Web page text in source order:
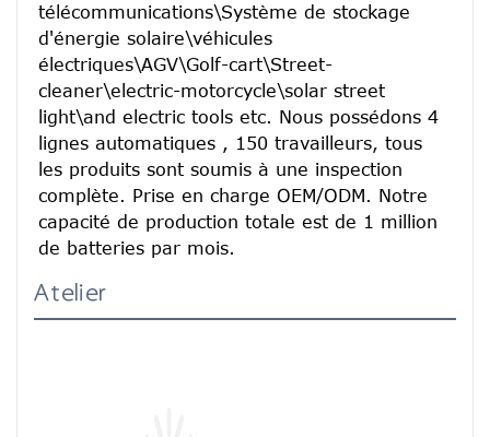
télécommunications\Système de stockage
d'énergie solaire\véhicules
électriques\AGV\Golf-cart\Street-
cleaner\electric-motorcycle\solar street
light\and electric tools etc. Nous possédons 4
lignes automatiques , 150 travailleurs, tous
les produits sont soumis à une inspection
complète. Prise en charge OEM/ODM. Notre
capacité de production totale est de 1 million
de batteries par mois.
Atelier